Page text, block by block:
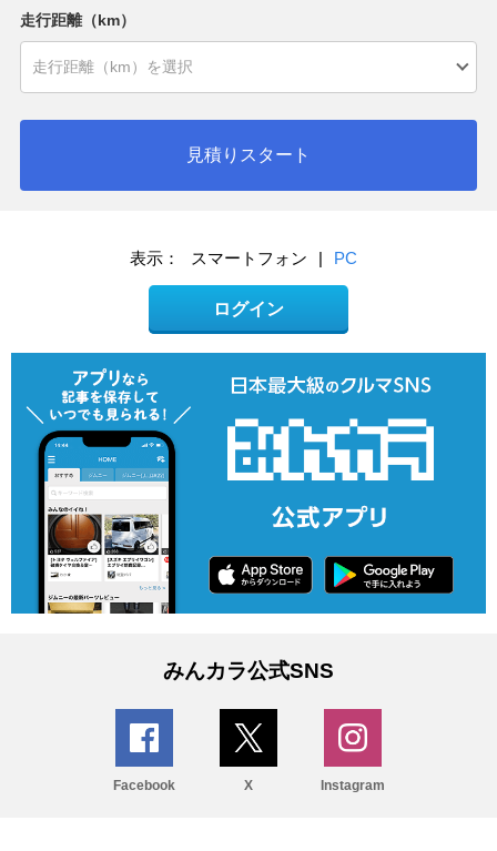
走行距離（km）
見積りスタート
表示： スマートフォン | PC
ログイン
みんカラ公式SNS
Facebook X Instagram